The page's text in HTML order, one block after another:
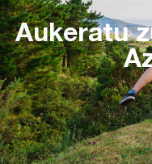
Aukeratu